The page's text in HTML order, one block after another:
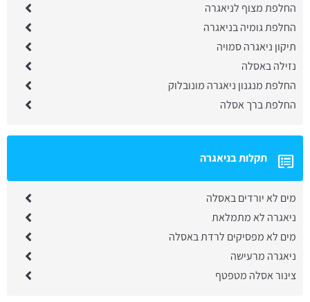
החלפת מצוף לניאגרה
החלפת גומיה בניאגרה
תיקון ניאגרה סמויה
נזילה באסלה
החלפת מנגנון ניאגרה מונובלוק
החלפת ברך אסלה
תקלות בניאגרה
מים לא יורדים באסלה
ניאגרה לא מתמלאת
מים לא מפסיקים לרדת באסלה
ניאגרה מרעישה
צינור אסלה מטפטף